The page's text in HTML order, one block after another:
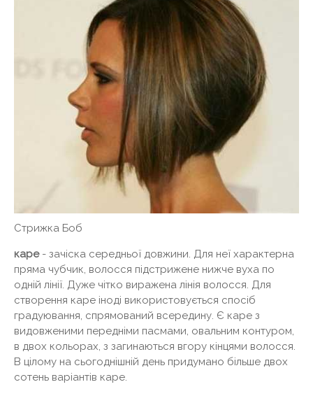
Стрижка Боб
каре- зачіска середньої довжини. Для неї характерна
пряма чубчик, волосся підстрижене нижче вуха по
одній лінії. Дуже чітко виражена лінія волосся. Для
створення каре іноді використовується спосіб
градуювання, спрямований всередину. Є каре з
видовженими передніми пасмами, овальним контуром,
в двох кольорах, з загинаються вгору кінцями волосся.
В цілому на сьогоднішній день придумано більше двох
сотень варіантів каре.